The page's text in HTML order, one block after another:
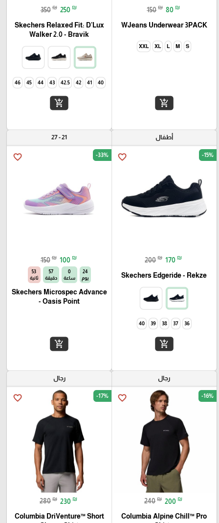
150 ₪ 80 ₪
WJeans Underwear 3PACK
S
M
L
XL
XXL
add_shopping_cart
350 ₪ 250 ₪
Skechers Relaxed Fit: D'Lux
Walker 2.0 - Bravik
40
41
42
42.5
43
44
45
46
add_shopping_cart
أطفال
favorite_border -15%
200 ₪ 170 ₪
Skechers Edgeride - Rekze‏
36
37
38
39
40
add_shopping_cart
21 - 27
favorite_border -33%
150 ₪ 100 ₪
24
يوم
0
ساعة
57
دقيقة
52
ثانية
Skechers Microspec Advance
- Oasis Point
add_shopping_cart
رجال
favorite_border -16%
240 ₪ 200 ₪
Columbia Alpine Chill™ Pro
رجال
favorite_border -17%
280 ₪ 230 ₪
Columbia DriVenture™ Short